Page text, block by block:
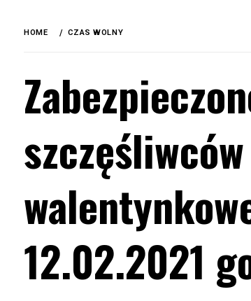
HOME CZAS WOLNY
12.02.2021